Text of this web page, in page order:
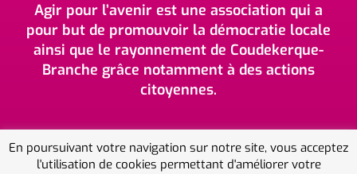
Agir pour l’avenir est une association qui a
pour but de promouvoir la démocratie locale
ainsi que le rayonnement de Coudekerque-
Branche grâce notamment à des actions
citoyennes.
En poursuivant votre navigation sur notre site, vous acceptez
l'utilisation de cookies permettant d'améliorer votre